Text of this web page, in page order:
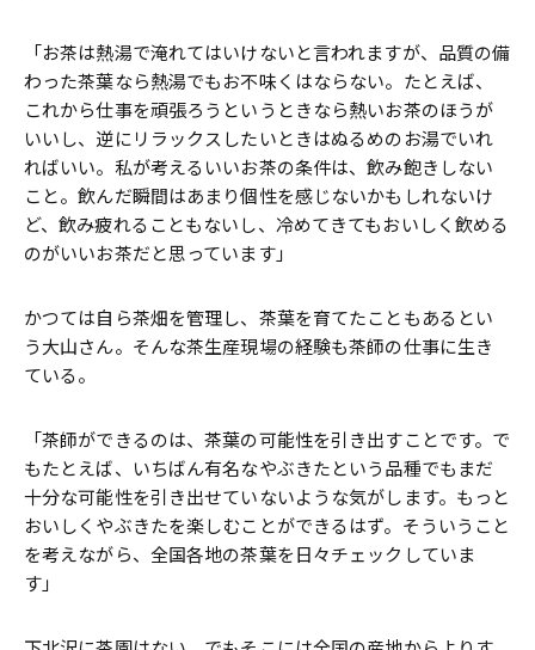
「お茶は熱湯で淹れてはいけないと言われますが、品質の備
わった茶葉なら熱湯でもお不味くはならない。たとえば、
これから仕事を頑張ろうというときなら熱いお茶のほうが
いいし、逆にリラックスしたいときはぬるめのお湯でいれ
ればいい。私が考えるいいお茶の条件は、飲み飽きしない
こと。飲んだ瞬間はあまり個性を感じないかもしれないけ
ど、飲み疲れることもないし、冷めてきてもおいしく飲める
のがいいお茶だと思っています」
かつては自ら茶畑を管理し、茶葉を育てたこともあるとい
う大山さん。そんな茶生産現場の経験も茶師の仕事に生き
ている。
「茶師ができるのは、茶葉の可能性を引き出すことです。で
もたとえば、いちばん有名なやぶきたという品種でもまだ
十分な可能性を引き出せていないような気がします。もっと
おいしくやぶきたを楽しむことができるはず。そういうこと
を考えながら、全国各地の茶葉を日々チェックしていま
す」